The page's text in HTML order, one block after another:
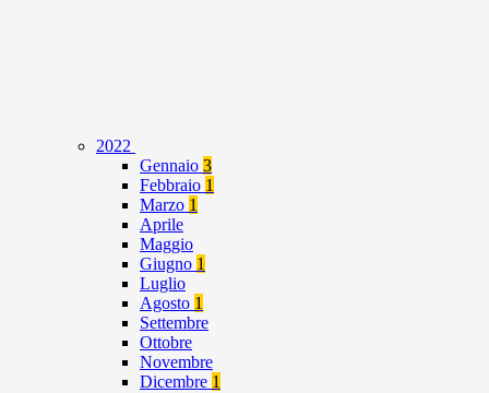
2022
Gennaio 3
Febbraio 1
Marzo 1
Aprile
Maggio
Giugno 1
Luglio
Agosto 1
Settembre
Ottobre
Novembre
Dicembre 1